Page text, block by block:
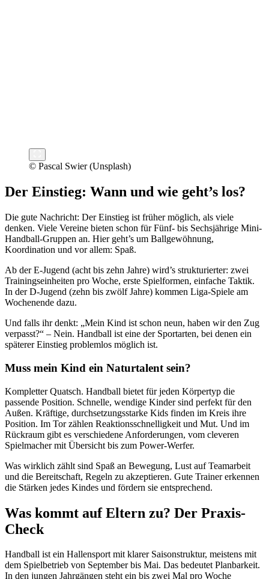
© Pascal Swier (Unsplash)
Der Einstieg: Wann und wie geht’s los?
Die gute Nachricht: Der Einstieg ist früher möglich, als viele
denken. Viele Vereine bieten schon für Fünf- bis Sechsjährige Mini-
Handball-Gruppen an. Hier geht’s um Ballgewöhnung,
Koordination und vor allem: Spaß.
Ab der E-Jugend (acht bis zehn Jahre) wird’s strukturierter: zwei
Trainingseinheiten pro Woche, erste Spielformen, einfache Taktik.
In der D-Jugend (zehn bis zwölf Jahre) kommen Liga-Spiele am
Wochenende dazu.
Und falls ihr denkt: „Mein Kind ist schon neun, haben wir den Zug
verpasst?“ – Nein. Handball ist eine der Sportarten, bei denen ein
späterer Einstieg problemlos möglich ist.
Muss mein Kind ein Naturtalent sein?
Kompletter Quatsch. Handball bietet für jeden Körpertyp die
passende Position. Schnelle, wendige Kinder sind perfekt für den
Außen. Kräftige, durchsetzungsstarke Kids finden im Kreis ihre
Position. Im Tor zählen Reaktionsschnelligkeit und Mut. Und im
Rückraum gibt es verschiedene Anforderungen, vom cleveren
Spielmacher mit Übersicht bis zum Power-Werfer.
Was wirklich zählt sind Spaß an Bewegung, Lust auf Teamarbeit
und die Bereitschaft, Regeln zu akzeptieren. Gute Trainer erkennen
die Stärken jedes Kindes und fördern sie entsprechend.
Was kommt auf Eltern zu? Der Praxis-
Check
Handball ist ein Hallensport mit klarer Saisonstruktur, meistens mit
dem Spielbetrieb von September bis Mai. Das bedeutet Planbarkeit.
In den jungen Jahrgängen steht ein bis zwei Mal pro Woche